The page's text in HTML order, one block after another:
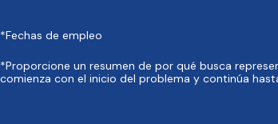
*Fechas de empleo
*Proporcione un resumen de por qué busca
comienza con el inicio del problema y continúa